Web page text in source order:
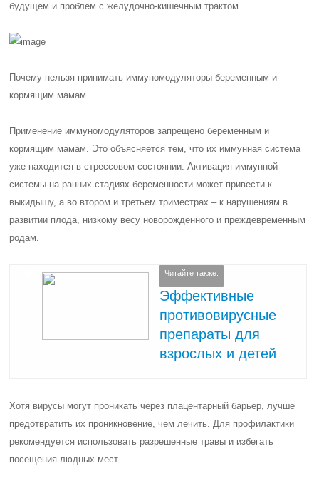
будущем и проблем с желудочно-кишечным трактом.
Почему нельзя принимать иммуномодуляторы беременным и
кормящим мамам
Применение иммуномодуляторов запрещено беременным и
кормящим мамам. Это объясняется тем, что их иммунная система
уже находится в стрессовом состоянии. Активация иммунной
системы на ранних стадиях беременности может привести к
выкидышу, а во втором и третьем триместрах – к нарушениям в
развитии плода, низкому весу новорожденного и преждевременным
родам.
Читайте также:
Эффективные
противовирусные
препараты для
взрослых и детей
Хотя вирусы могут проникать через плацентарный барьер, лучше
предотвратить их проникновение, чем лечить. Для профилактики
рекомендуется использовать разрешенные травы и избегать
посещения людных мест.